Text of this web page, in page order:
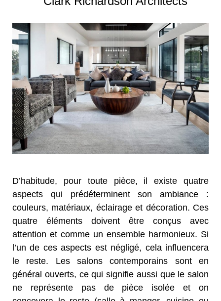
D’habitude, pour toute pièce, il existe quatre
aspects qui prédéterminent son ambiance :
couleurs, matériaux, éclairage et décoration. Ces
quatre éléments doivent être conçus avec
attention et comme un ensemble harmonieux. Si
l’un de ces aspects est négligé, cela influencera
le reste. Les salons contemporains sont en
général ouverts, ce qui signifie aussi que le salon
ne représente pas de pièce isolée et on